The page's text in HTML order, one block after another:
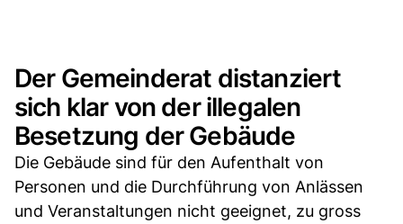
Der Gemeinderat distanziert
sich klar von der illegalen
Besetzung der Gebäude
Die Gebäude sind für den Aufenthalt von
Personen und die Durchführung von Anlässen
und Veranstaltungen nicht geeignet, zu gross